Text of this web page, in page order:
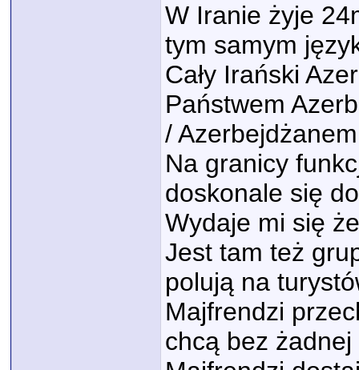
W Iranie żyje
tym samym
Cały Irański
Państwem
/
Na granicy
doskonale się
Wydaje mi się
Jest tam też
polują na
Majfrendzi
chcą bez